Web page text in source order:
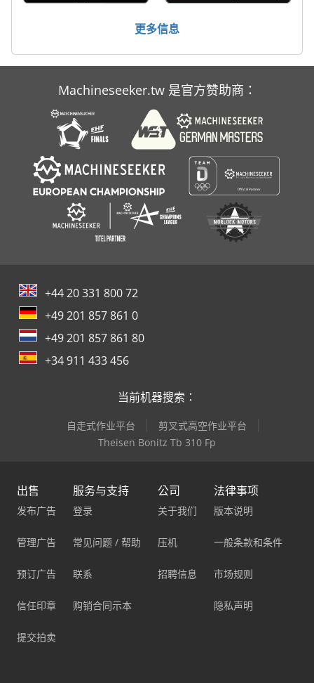
更多信息
Machineseeker.tw 是官方赞助商：
+44 20 331 800 72
+49 201 857 861 0
+49 201 857 861 80
+34 911 433 456
当前机器搜索：
自走式作业平台
剪叉式高空作业平台
Theisen Bonitz Tb 310 Fp
出售
发布广告
管理广告
预订广告
信任印章
提交拍卖
服务与支持
登录
常见问题 / 帮助
联系
购销合同示本
公司
关于我们
压机
招聘信息
法律事项
版本说明
一般条款和条件
市场规则
隐私声明